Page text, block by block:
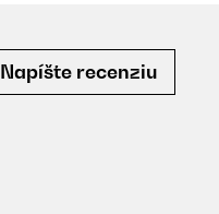
Napíšte recenziu